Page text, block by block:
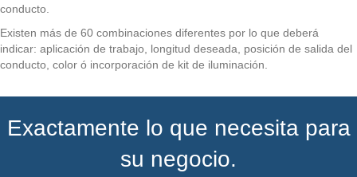
conducto.
Existen más de 60 combinaciones diferentes por lo que deberá
indicar: aplicación de trabajo, longitud deseada, posición de salida del
conducto, color ó incorporación de kit de iluminación.
Exactamente lo que necesita para
su negocio.